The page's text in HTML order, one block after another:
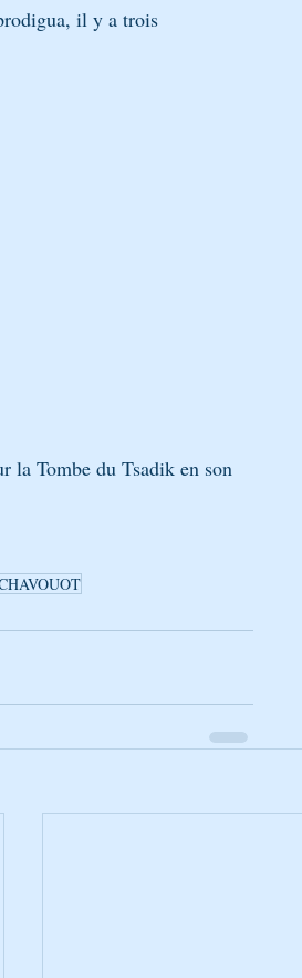
la Tombe du Tsadik en son